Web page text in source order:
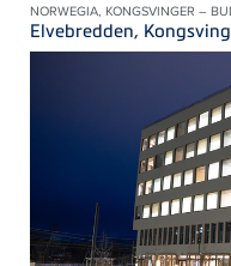
NORWEGIA, KONGSVINGER –
Elvebredden,